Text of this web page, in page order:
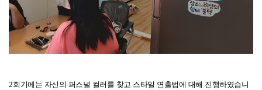
2회기에는 자신의 퍼스널 컬러를 찾고 스타일 연출법에 대해 진행하였습니